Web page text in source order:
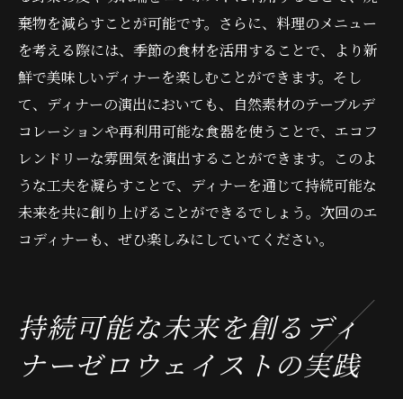
棄物を減らすことが可能です。さらに、料理のメニュー
を考える際には、季節の食材を活用することで、より新
鮮で美味しいディナーを楽しむことができます。そし
て、ディナーの演出においても、自然素材のテーブルデ
コレーションや再利用可能な食器を使うことで、エコフ
レンドリーな雰囲気を演出することができます。このよ
うな工夫を凝らすことで、ディナーを通じて持続可能な
未来を共に創り上げることができるでしょう。次回のエ
コディナーも、ぜひ楽しみにしていてください。
持続可能な未来を創るディ
ナーゼロウェイストの実践